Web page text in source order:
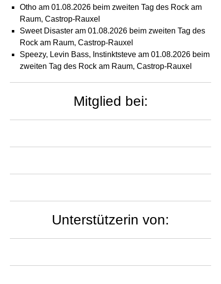
Otho am 01.08.2026 beim zweiten Tag des Rock am
Raum, Castrop-Rauxel
Sweet Disaster am 01.08.2026 beim zweiten Tag des
Rock am Raum, Castrop-Rauxel
Speezy, Levin Bass, Instinktsteve am 01.08.2026 beim
zweiten Tag des Rock am Raum, Castrop-Rauxel
Mitglied bei:
Unterstützerin von: